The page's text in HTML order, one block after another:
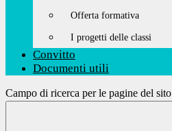
Offerta formativa
I progetti delle classi
Convitto
Documenti utili
Campo di ricerca per le pagine del sito